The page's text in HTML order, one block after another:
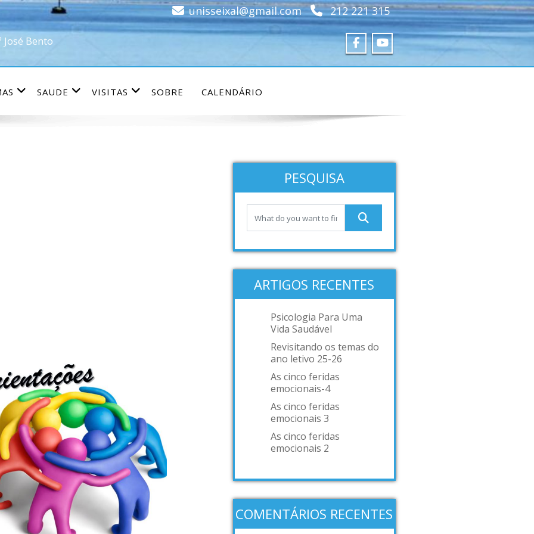
Bento
unisseixal@gmail.com 212 221 315
SAUDE VISITAS SOBRE CALENDÁRIO
PESQUISA
ARTIGOS RECENTES
Psicologia Para Uma
Vida Saudável
Revisitando os temas do
ano letivo 25-26
As cinco feridas
emocionais-4
As cinco feridas
emocionais 3
As cinco feridas
emocionais 2
COMENTÁRIOS RECENTES